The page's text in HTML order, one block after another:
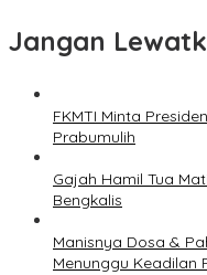
Jangan
FKMTI Minta
Prabumulih
Gajah Hamil Tua
Bengkalis
Manisnya Dosa &
Menunggu Keadilan